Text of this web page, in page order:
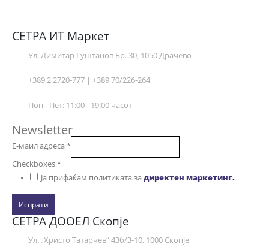
СЕТРА ИТ Маркет
Ул. Димитар Гуштанов Бр. 30, 1050 Драчево
+389 2 2720-777 | +389 70/226-264
Пон - Пет: 11:00 - 19:00 часот
Newsletter
Е-маил адреса*
Checkboxes*
Ја прифаќам политиката задиректен маркетинг.
Испрати
СЕТРА ДООЕЛ Скопје
Ул. „Христо Татарчев“ 43б/3-10, 1000 Скопје